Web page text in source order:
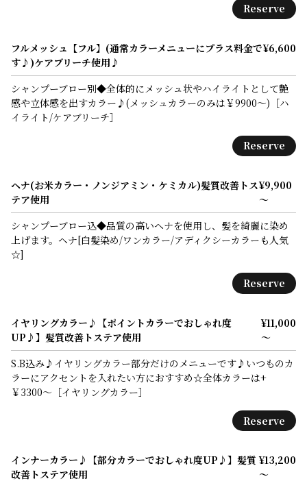
Reserve
フルメッシュ【フル】(通常カラーメニューにプラス料金で
す♪)ケアブリーチ使用♪
¥6,600
シャンプーブロー別◆全体的にメッシュ状やハイライトとして艶
感や立体感を出すカラー♪(メッシュカラーのみは￥9900～)［ハ
イライト/ケアブリーチ］
Reserve
ヘナ(お米カラー・ノンジアミン・ケミカル)髪質改善トス
テア使用
¥9,900
～
シャンプーブロー込◆品質の高いヘナを使用し、髪を綺麗に染め
上げます。ヘナ[白髪染め/ワンカラー/アディクシーカラーも人気
☆]
Reserve
イヤリングカラー♪【ポイントカラーでおしゃれ度
UP♪】髪質改善トステア使用
¥11,000
～
S.B込み♪イヤリングカラー部分だけのメニューです♪いつものカ
ラーにアクセントを入れたい方におすすめ☆全体カラーは+
￥3300～［イヤリングカラー］
Reserve
インナーカラー♪【部分カラーでおしゃれ度UP♪】髪質
改善トステア使用
¥13,200
～